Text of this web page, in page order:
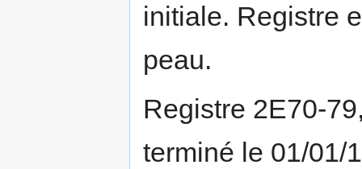
initiale. Registre
peau.
Registre 2E70-
terminé le 01/01/